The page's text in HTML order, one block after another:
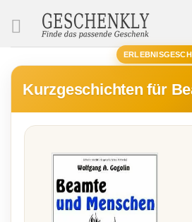
Kurzgeschichten für